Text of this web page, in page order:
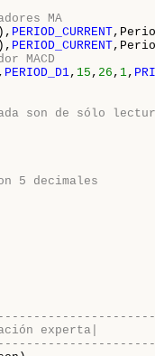
MA
PERIOD_CURRENT
PERIOD_CURRENT
MACD
, PERIOD_D1, 15 , 26 , 1,
son de sólo
5 decimales
experta|